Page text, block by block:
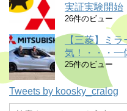
実証実験開始
26件のビュー
【三菱】ミ
気！・・・一
25件のビュー
Tweets by koosky_cralog